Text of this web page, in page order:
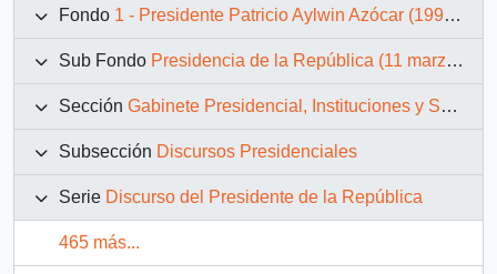
Fondo 1 - Presidente Patricio Aylwin Azócar (1990-1994)
Sub Fondo Presidencia de la República (11 marzo 1990 – 11 marzo 1994)
Sección Gabinete Presidencial, Instituciones y Servicios
Subsección Discursos Presidenciales
Serie Discurso del Presidente de la República
465 más...